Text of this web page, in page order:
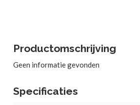
Productomschrijving
Geen informatie gevonden
Specificaties